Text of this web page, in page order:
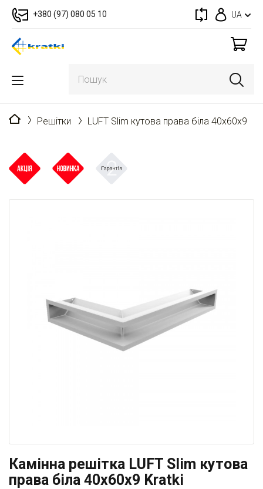
+380 (97) 080 05 10 UA
Головна
Решітки LUFT Slim кутова права біла 40x60x9
Камінна решітка LUFT Slim кутова
права біла 40x60x9 Kratki